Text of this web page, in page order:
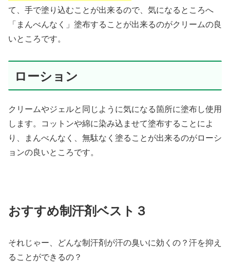
て、手で塗り込むことが出来るので、気になるところへ
「まんべんなく」塗布することが出来るのがクリームの良
いところです。
ローション
クリームやジェルと同じように気になる箇所に塗布し使用
します。コットンや綿に染み込ませて塗布することによ
り、まんべんなく、無駄なく塗ることが出来るのがローシ
ョンの良いところです。
おすすめ制汗剤ベスト３
それじゃー、どんな制汗剤が汗の臭いに効くの？汗を抑え
ることができるの？